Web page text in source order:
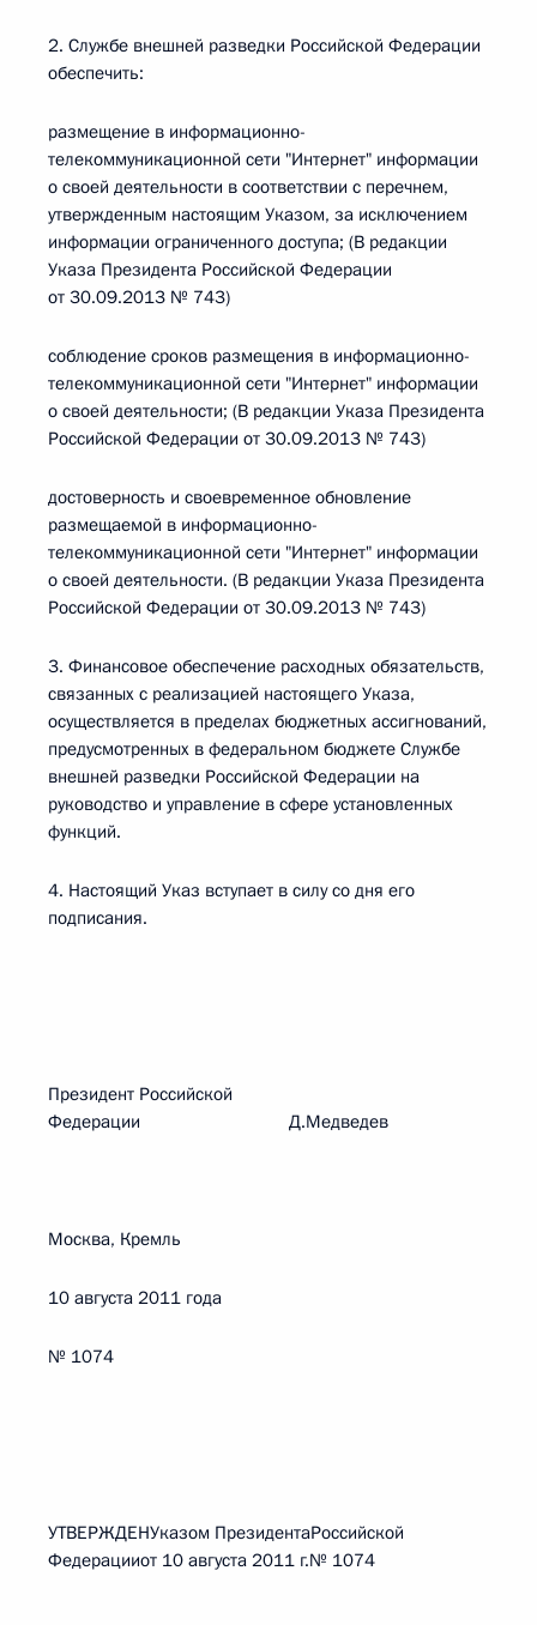
2. Службе внешней разведки Российской Федерации
обеспечить:
размещение в информационно-
телекоммуникационной сети "Интернет" информации
о своей деятельности в соответствии с перечнем,
утвержденным настоящим Указом, за исключением
информации ограниченного доступа; (В редакции
Указа Президента Российской Федерации
от 30.09.2013 № 743)
соблюдение сроков размещения в информационно-
телекоммуникационной сети "Интернет" информации
о своей деятельности; (В редакции Указа Президента
Российской Федерации от 30.09.2013 № 743)
достоверность и своевременное обновление
размещаемой в информационно-
телекоммуникационной сети "Интернет" информации
о своей деятельности. (В редакции Указа Президента
Российской Федерации от 30.09.2013 № 743)
3. Финансовое обеспечение расходных обязательств,
связанных с реализацией настоящего Указа,
осуществляется в пределах бюджетных ассигнований,
предусмотренных в федеральном бюджете Службе
внешней разведки Российской Федерации на
руководство и управление в сфере установленных
функций.
4. Настоящий Указ вступает в силу со дня его
подписания.
Президент Российской
Федерации Д.Медведев
Москва, Кремль
10 августа 2011 года
№ 1074
УТВЕРЖДЕНУказом ПрезидентаРоссийской
Федерацииот 10 августа 2011 г.№ 1074